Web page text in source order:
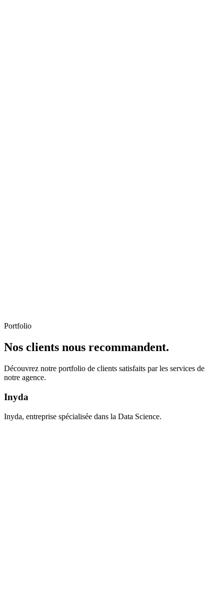
Portfolio
Nos clients nous recommandent.
Découvrez notre portfolio de clients satisfaits par les services de
notre agence.
Inyda
Inyda, entreprise spécialisée dans la Data Science.